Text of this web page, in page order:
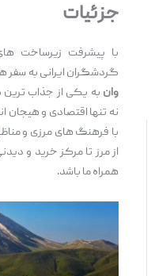
جزئیات
با پیشرفت زیرساخت
گردشگران ایرانی به سفر
وانبه یکی از جذاب ‌ترین
نه ‌تنها اقتصادی و هیجان
با فرهنگ‌ های مرزی و
از مرز تا مرکز خرید و
همراه ما باشد.